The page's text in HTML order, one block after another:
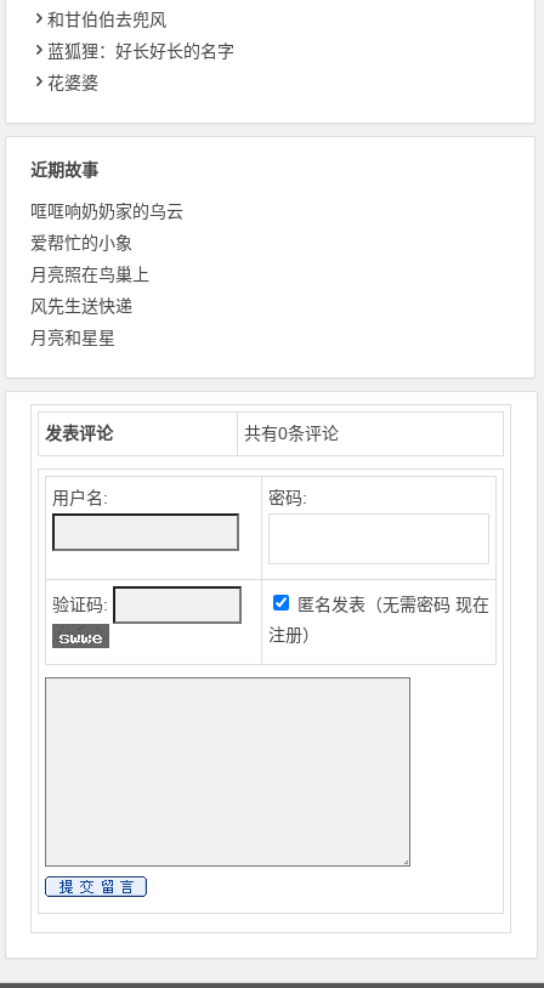
和甘伯伯去兜风
蓝狐狸：好长好长的名字
花婆婆
近期故事
哐哐响奶奶家的乌云
爱帮忙的小象
月亮照在鸟巢上
风先生送快递
月亮和星星
发表评论 共有0条评论
用户名: 密码:
验证码: 匿名发表（无需密码现在
注册）